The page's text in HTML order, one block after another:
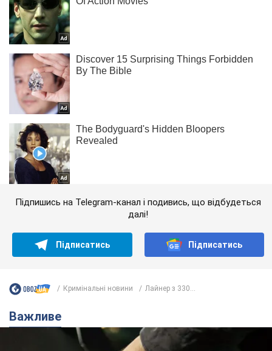
Підпишись на Telegram-канал і подивись, що відбудеться
далі!
Підписатись Підписатись
Кримінальні новини Лайнер з 330...
Важливе